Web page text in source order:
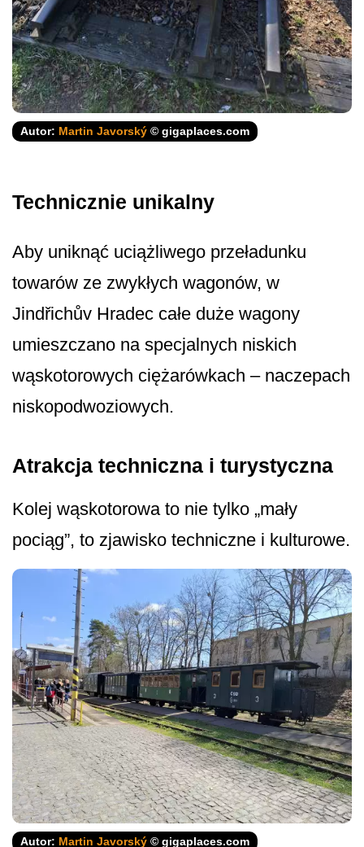
Autor: Martin Javorský © gigaplaces.com
Technicznie unikalny
Aby uniknąć uciążliwego przeładunku
towarów ze zwykłych wagonów, w
Jindřichův Hradec całe duże wagony
umieszczano na specjalnych niskich
wąskotorowych ciężarówkach – naczepach
niskopodwoziowych.
Atrakcja techniczna i turystyczna
Kolej wąskotorowa to nie tylko „mały
pociąg”, to zjawisko techniczne i kulturowe.
Autor: Martin Javorský © gigaplaces.com